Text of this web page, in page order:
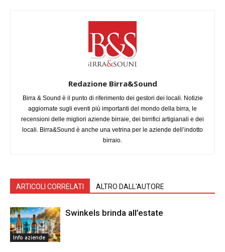
Redazione Birra&Sound
Birra & Sound è il punto di riferimento dei gestori dei locali. Notizie
aggiornate sugli eventi più importanti del mondo della birra, le
recensioni delle migliori aziende birraie, dei birrifici artigianali e dei
locali. Birra&Sound è anche una vetrina per le aziende dell’indotto
birraio.
ARTICOLI CORRELATI ALTRO DALL'AUTORE
Info aziende
Swinkels brinda all’estate